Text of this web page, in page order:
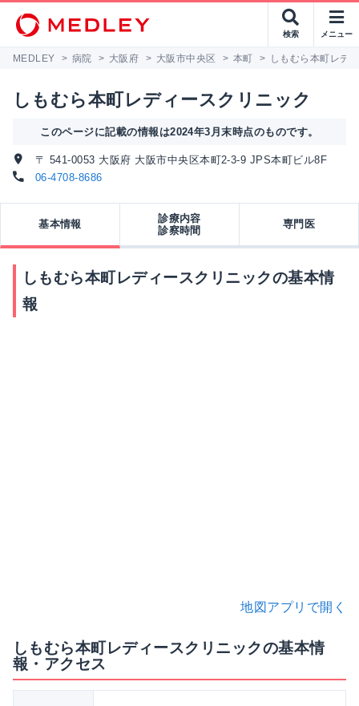
検索 メニュー
MEDLEY > 病院 > 大阪府 > 大阪市中央区 > 本町 > しもむら本町レデ
しもむら本町レディースクリニック
このページに記載の情報は2024年3月末時点のものです。
〒 541-0053 大阪府 大阪市中央区本町2-3-9 JPS本町ビル8F
06-4708-8686
基本情報
診療内容
診察時間
専門医
しもむら本町レディースクリニックの基本情
報
地図アプリで開く
しもむら本町レディースクリニックの基本情
報・アクセス